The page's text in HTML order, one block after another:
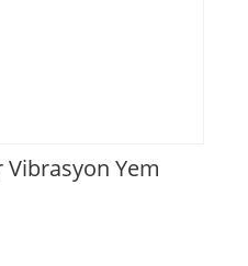
Yem